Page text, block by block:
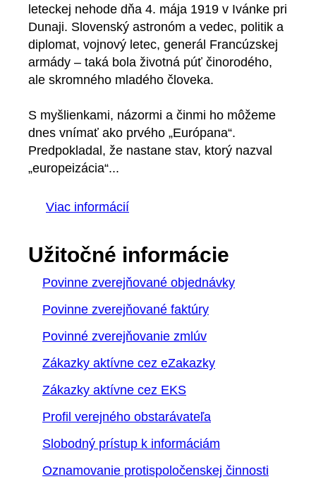
leteckej nehode dňa 4. mája 1919 v Ivánke pri
Dunaji. Slovenský astronóm a vedec, politik a
diplomat, vojnový letec, generál Francúzskej
armády – taká bola životná púť činorodého,
ale skromného mladého človeka.
S myšlienkami, názormi a činmi ho môžeme
dnes vnímať ako prvého „Európana“.
Predpokladal, že nastane stav, ktorý nazval
„europeizácia“...
Viac informácií
Užitočné informácie
Povinne zverejňované objednávky
Povinne zverejňované faktúry
Povinné zverejňovanie zmlúv
Zákazky aktívne cez eZakazky
Zákazky aktívne cez EKS
Profil verejného obstarávateľa
Slobodný prístup k informáciám
Oznamovanie protispoločenskej činnosti